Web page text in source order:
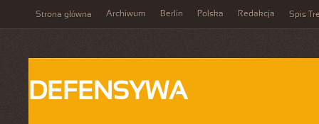
Strona główna Archiwum Berlin Polska Redakcja Spis
DEFENSYWA